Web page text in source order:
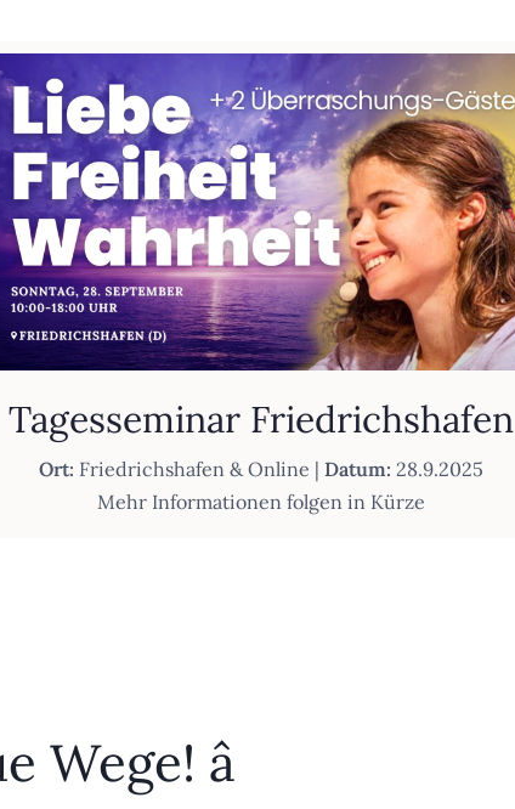
Tagesseminar Friedrichshafen
Ort: Friedrichshafen & Online | Datum: 28.9.2025
Mehr Informationen folgen in Kürze
Wege! â­